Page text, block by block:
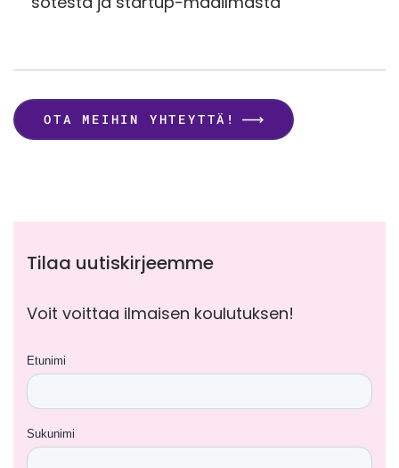
OTA MEIHIN YHTEYTTÄ!
Tilaa uutiskirjeemme
Voit voittaa ilmaisen koulutuksen!